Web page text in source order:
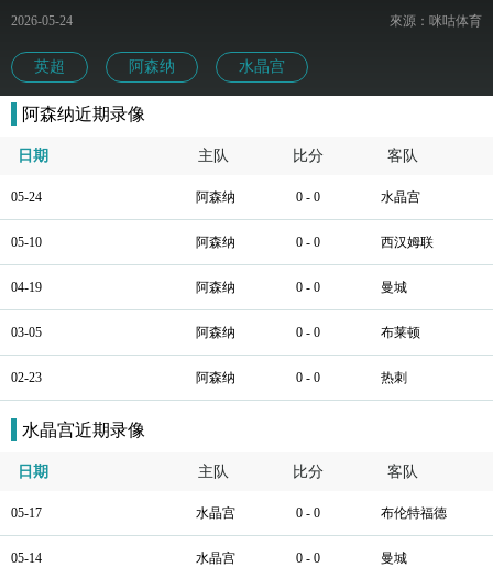
2026-05-24 來源：咪咕体育
英超 阿森纳 水晶宫
阿森纳近期录像
日期 主队 比分 客队
05-24 阿森纳 0 - 0 水晶宫
05-10 阿森纳 0 - 0 西汉姆联
04-19 阿森纳 0 - 0 曼城
03-05 阿森纳 0 - 0 布莱顿
02-23 阿森纳 0 - 0 热刺
水晶宫近期录像
日期 主队 比分 客队
05-17 水晶宫 0 - 0 布伦特福德
05-14 水晶宫 0 - 0 曼城